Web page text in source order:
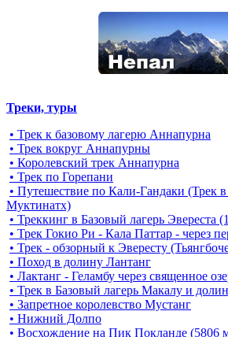
Треки, туры
• Трек к базовому лагерю Аннапурна
• Трек вокруг Аннапурны
• Королевский трек Аннапурна
• Трек по Горепани
• Путешествие по Кали-Гандаки (Трек
Муктинатх)
• Треккинг в Базовый лагерь Эвереста
• Трек Гокио Ри - Кала Паттар - через
• Трек - обзорный к Эвересту
• Поход в долину Лантанг
• Лактанг - Геламбу через священное
• Трек в Базовый лагерь Макалу и
• Запретное королевство Мустанг
• Нижний Долпо
• Восхождение на Пик Покланде (5806